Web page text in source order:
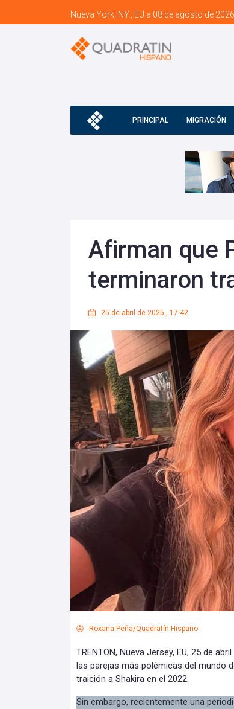
Nueva York, NY., EU a 08 de agosto de 2026
PRINCIPAL MIGRACIÓN
Afirman que
terminaron
25 de abril de 2025 , 17:42
Roxana Peña/Quadratín Hispano
TRENTON, Nueva Jersey, EU, 25 de
las parejas más polémicas del mundo
traición a Shakira en el 2022.
Sin embargo, recientemente una